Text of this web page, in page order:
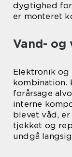
dygtighed for
er monteret
Vand- og
Elektronik
kombination.
forårsage
interne
blevet våd,
tjekket og
undgå